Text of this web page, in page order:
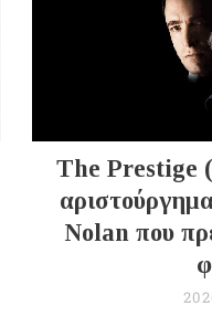
The Prestige
Nolan που